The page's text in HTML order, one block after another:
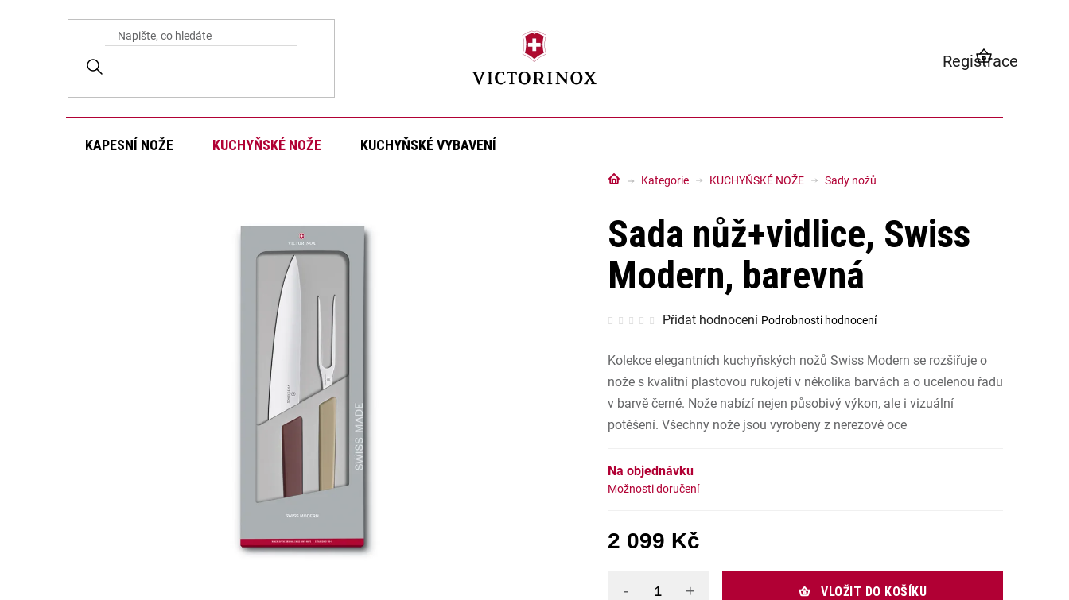
Registrace
NÁKUPNÍ
KOŠÍK
KAPESNÍ NOŽE KUCHYŇSKÉ NOŽE KUCHYŇSKÉ VYBAVENÍ
DomůKategorie KUCHYŇSKÉ NOŽE Sady nožů
Sada nůž+vidlice, Swiss
Modern, barevná
Průměrné
hodnocení
z
5
hvězdiček.
Přidat hodnocení Podrobnosti hodnocení
Kolekce elegantních kuchyňských nožů Swiss Modern se rozšiřuje o
nože s kvalitní plastovou rukojetí v několika barvách a o ucelenou řadu
v barvě černé. Nože nabízí nejen působivý výkon, ale i vizuální
potěšení. Všechny nože jsou vyrobeny z nerezové oce
Na objednávku
Možnosti doručení
2 099 Kč
VLOŽIT DO KOŠÍKU